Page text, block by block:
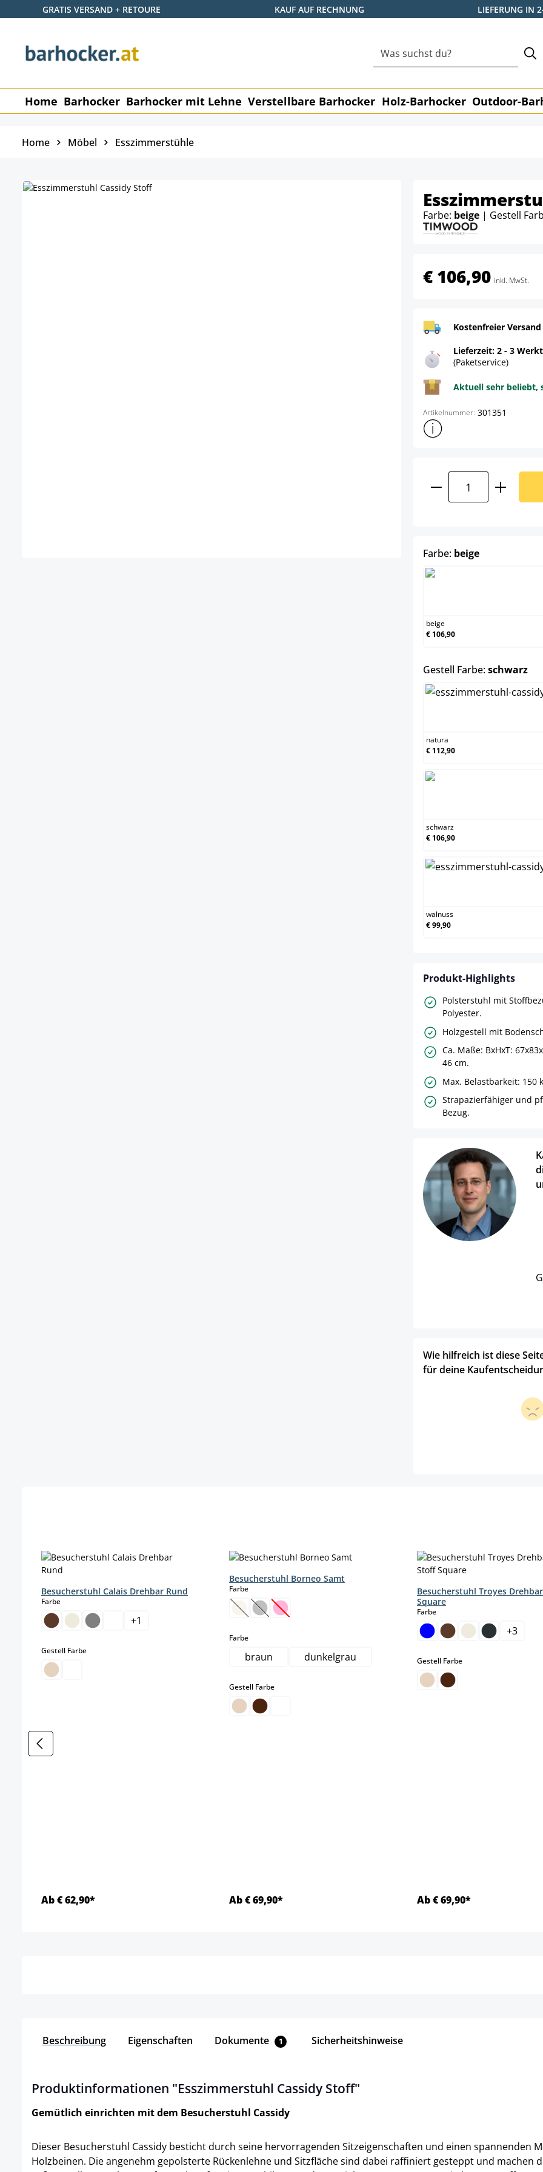
Hauptinhalt springen
Zur Suche springen
Zur Hauptnavigation springen
GRATIS VERSAND + RETOURE KAUF AUF RECHNUNG LIEFERUNG IN
Home Barhocker Barhocker mit Lehne Verstellbare Barhocker Holz-Barhocker Outdoor-
Home Möbel Esszimmerstühle
Farbe: beige | Gestell
€ 106,90 inkl. MwSt.
Kostenfreier
Lieferzeit: 2 - 3
(Paketservice)
Aktuell sehr beliebt,
Artikelnummer: 301351
Weitere
Produkt Anzahl:
Farbe: beigeauswählen
beige
€ 106,90
Gestell Farbe:schwarz
natura
€ 112,90
schwarz
€ 106,90
walnuss
€ 99,90
Produkt-Highlights
Polsterstuhl mit
Polyester.
Holzgestell mit
Ca. Maße: BxHxT:
46 cm.
Max. Belastbarkeit: 150
Strapazierfähiger und
Bezug.
Wie hilfreich ist diese
für deine
Besucherstuhl Calais Drehbar Rund
Farbeauswählen
+1
Gestell Farbeauswählen
Ab € 62,90*
Besucherstuhl Borneo Samt
Farbeauswählen
(Diese Option ist zurzeit nicht verfügbar.)
(Diese Option ist zurzeit nicht verfügbar.)
(Diese Option ist zurzeit nicht verfügbar.)
Farbeauswählen
braun dunkelgrau
Gestell Farbeauswählen
Ab € 69,90*
Besucherstuhl Troyes
Square
Farbeauswählen
+3
Gestell Farbeauswählen
Ab € 69,90*
Beschreibung Eigenschaften Dokumente 1 Sicherheitshinweise
Produktinformationen "Esszimmerstuhl Cassidy Stoff"
Gemütlich einrichten mit dem Besucherstuhl Cassidy
Dieser Besucherstuhl Cassidy besticht durch seine hervorragenden Sitzeigenschaften und einen spannenden
Holzbeinen. Die angenehm gepolsterte Rückenlehne und Sitzfläche sind dabei raffiniert gesteppt und machen